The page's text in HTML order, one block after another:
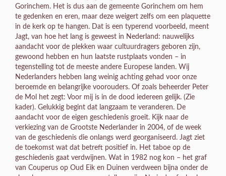
Gorinchem. Het is dus aan de gemeente Gorinchem om hem
te gedenken en eren, maar deze weigert zelfs om een plaquette
in de kerk op te hangen. Dat is een typerend voorbeeld, meent
Jagt, van hoe het lang is geweest in Nederland: nauwelijks
aandacht voor de plekken waar cultuurdragers geboren zijn,
gewoond hebben en hun laatste rustplaats vonden – in
tegenstelling tot de meeste andere Europese landen. Wij
Nederlanders hebben lang weinig achting gehad voor onze
beroemde en belangrijke voorouders. Of zoals beheerder Peter
de Mol het zegt: Voor mij is in de dood iedereen gelijk. (Zie
kader). Gelukkig begint dat langzaam te veranderen. De
aandacht voor de eigen geschiedenis groeit. Kijk naar de
verkiezing van de Grootste Nederlander in 2004, of de week
van de geschiedenis die onlangs werd georganiseerd. Jagt ziet
de toekomst wat dat betreft positief in. Het taboe op de
geschiedenis gaat verdwijnen. Wat in 1982 nog kon – het graf
van Couperus op Oud Eik en Duinen verdween bijna onder de